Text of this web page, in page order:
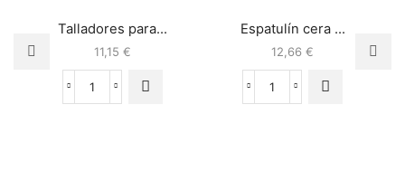
Talladores para...
11,15 €
Espatulín cera ...
12,66 €